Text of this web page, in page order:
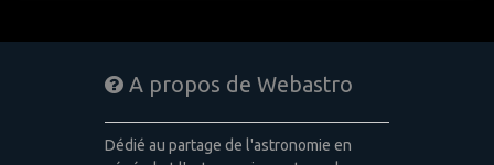
A propos de Webastro
Dédié au partage de l'astronomie en